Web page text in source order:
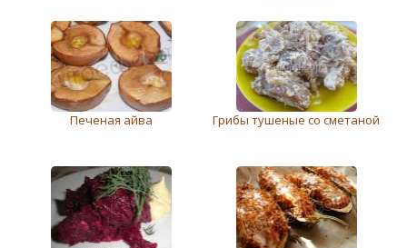
Печеная айва Грибы тушеные со сметаной